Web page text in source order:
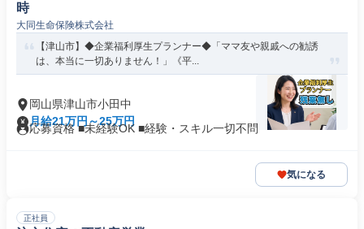
時
大同生命保険株式会社
【津山市】◆企業福利厚生プランナー◆「ママ友や親戚への勧誘
は、本当に一切ありません！」《平...
岡山県津山市小田中
月給21万円～25万円
応募資格 ■未経験OK ■経験・スキル一切不問
気になる
正社員